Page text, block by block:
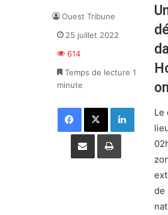
Le
de
Ouest Tribune
25 juillet 2022
614
Temps de lecture 1
minute
Facebook X Linkedin
Partager par email Imprimer